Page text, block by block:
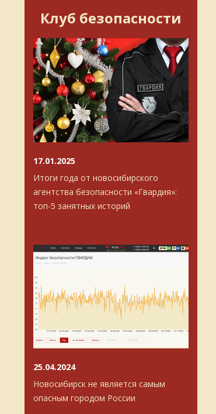
Клуб безопасности
Итоги года от новосибирского
агентства безопасности «Гвардия»:
топ-5 занятных историй
17.01.2025
Новосибирск не является самым
опасным городом России
25.04.2024